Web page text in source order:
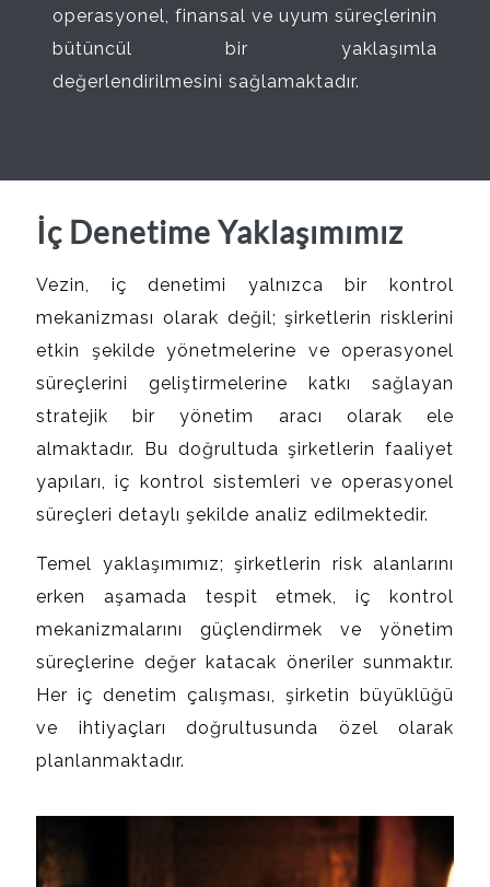
operasyonel, finansal ve uyum süreçlerinin
bütüncül bir yaklaşımla
değerlendirilmesini sağlamaktadır.
İç Denetime Yaklaşımımız
Vezin, iç denetimi yalnızca bir kontrol
mekanizması olarak değil; şirketlerin risklerini
etkin şekilde yönetmelerine ve operasyonel
süreçlerini geliştirmelerine katkı sağlayan
stratejik bir yönetim aracı olarak ele
almaktadır. Bu doğrultuda şirketlerin faaliyet
yapıları, iç kontrol sistemleri ve operasyonel
süreçleri detaylı şekilde analiz edilmektedir.
Temel yaklaşımımız; şirketlerin risk alanlarını
erken aşamada tespit etmek, iç kontrol
mekanizmalarını güçlendirmek ve yönetim
süreçlerine değer katacak öneriler sunmaktır.
Her iç denetim çalışması, şirketin büyüklüğü
ve ihtiyaçları doğrultusunda özel olarak
planlanmaktadır.